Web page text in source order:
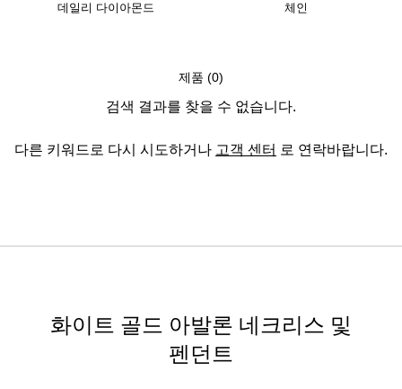
데일리 다이아몬드 체인
제품 (0)
검색 결과를 찾을 수 없습니다.
다른 키워드로 다시 시도하거나 고객 센터 로 연락바랍니다.
화이트 골드 아발론 네크리스 및
펜던트